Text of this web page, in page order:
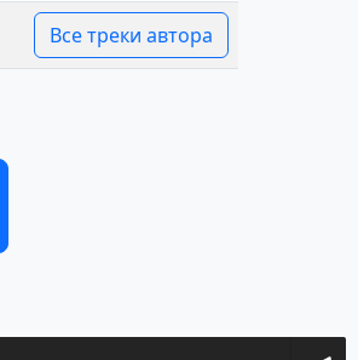
Все треки автора